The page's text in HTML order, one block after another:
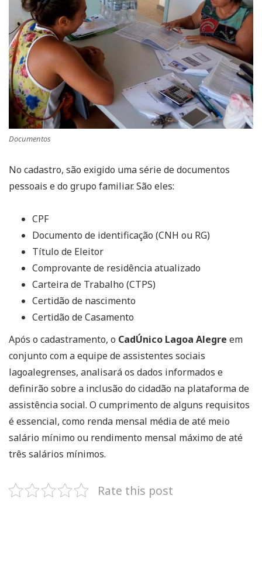
Documentos
No cadastro, são exigido uma série de documentos
pessoais e do grupo familiar. São eles:
CPF
Documento de identificação (CNH ou RG)
Título de Eleitor
Comprovante de residência atualizado
Carteira de Trabalho (CTPS)
Certidão de nascimento
Certidão de Casamento
Após o cadastramento, o CadÚnico Lagoa Alegre em
conjunto com a equipe de assistentes sociais
lagoalegrenses, analisará os dados informados e
definirão sobre a inclusão do cidadão na plataforma de
assistência social. O cumprimento de alguns requisitos
é essencial, como renda mensal média de até meio
salário mínimo ou rendimento mensal máximo de até
três salários mínimos.
Rate this post